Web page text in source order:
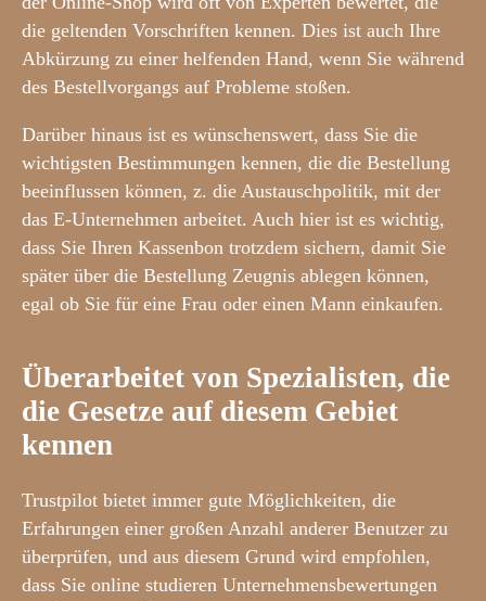
die geltenden Vorschriften kennen. Dies ist auch Ihre
Abkürzung zu einer helfenden Hand, wenn Sie während
des Bestellvorgangs auf Probleme stoßen.
Darüber hinaus ist es wünschenswert, dass Sie die
wichtigsten Bestimmungen kennen, die die Bestellung
beeinflussen können, z. die Austauschpolitik, mit der
das E-Unternehmen arbeitet. Auch hier ist es wichtig,
dass Sie Ihren Kassenbon trotzdem sichern, damit Sie
später über die Bestellung Zeugnis ablegen können,
egal ob Sie für eine Frau oder einen Mann einkaufen.
Überarbeitet von Spezialisten, die
die Gesetze auf diesem Gebiet
kennen
Trustpilot bietet immer gute Möglichkeiten, die
Erfahrungen einer großen Anzahl anderer Benutzer zu
überprüfen, und aus diesem Grund wird empfohlen,
dass Sie online studieren Unternehmensbewertungen